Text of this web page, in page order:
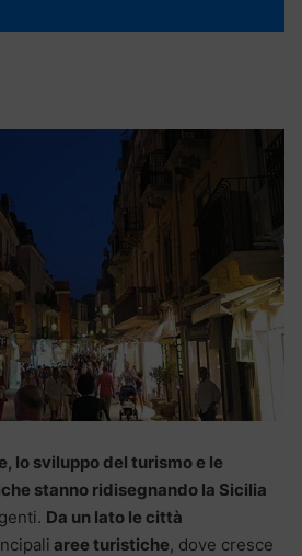
lo sviluppo del turismo e le
stanno ridisegnando la Sicilia
Da un lato le città
aree turistiche, dove cresce